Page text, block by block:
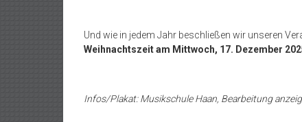
Und wie in jedem Jahr beschließen wir unseren
Weihnachtszeit am Mittwoch, 17. Dezember
Infos/Plakat: Musikschule Haan, Bearbeitung